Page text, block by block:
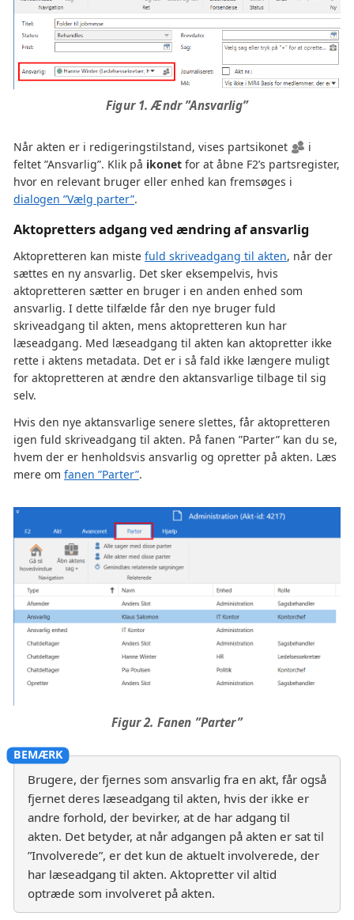
Figur 1. Ændr ”Ansvarlig”
Når akten er i redigeringstilstand, vises partsikonet
i
feltet ”Ansvarlig”. Klik på ikonet for at åbne F2’s partsregister,
hvor en relevant bruger eller enhed kan fremsøges i
dialogen ”Vælg parter”.
Aktopretters adgang ved ændring af ansvarlig
Aktopretteren kan miste fuld skriveadgang til akten, når der
sættes en ny ansvarlig. Det sker eksempelvis, hvis
aktopretteren sætter en bruger i en anden enhed som
ansvarlig. I dette tilfælde får den nye bruger fuld
skriveadgang til akten, mens aktopretteren kun har
læseadgang. Med læseadgang til akten kan aktopretter ikke
rette i aktens metadata. Det er i så fald ikke længere muligt
for aktopretteren at ændre den aktansvarlige tilbage til sig
selv.
Hvis den nye aktansvarlige senere slettes, får aktopretteren
igen fuld skriveadgang til akten. På fanen ”Parter” kan du se,
hvem der er henholdsvis ansvarlig og opretter på akten. Læs
mere om fanen ”Parter”.
Figur 2. Fanen ”Parter”
Brugere, der fjernes som ansvarlig fra en akt, får også
fjernet deres læseadgang til akten, hvis der ikke er
andre forhold, der bevirker, at de har adgang til
akten. Det betyder, at når adgangen på akten er sat til
”Involverede”, er det kun de aktuelt involverede, der
har læseadgang til akten. Aktopretter vil altid
optræde som involveret på akten.